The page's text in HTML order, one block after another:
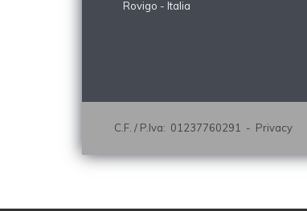
Rovigo - Italia
C.F. / P.Iva: 01237760291 - Privacy